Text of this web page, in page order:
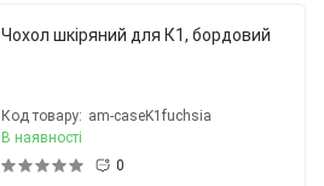
Чохол шкіряний для К1, бордовий
Код товару: am-caseK1fuchsia
В наявності
0